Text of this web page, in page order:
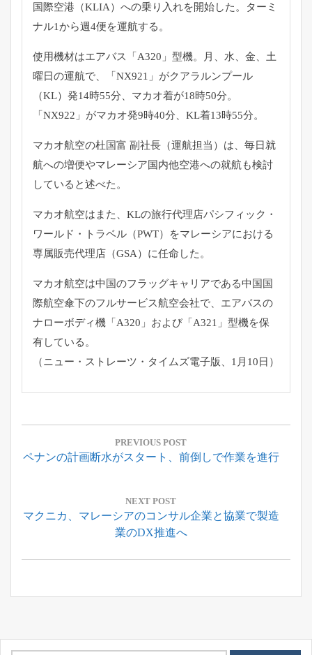
国際空港（KLIA）への乗り入れを開始した。ターミ
ナル1から週4便を運航する。
使用機材はエアバス「A320」型機。月、水、金、土
曜日の運航で、「NX921」がクアラルンプール
（KL）発14時55分、マカオ着が18時50分。
「NX922」がマカオ発9時40分、KL着13時55分。
マカオ航空の杜国富 副社長（運航担当）は、毎日就
航への増便やマレーシア国内他空港への就航も検討
していると述べた。
マカオ航空はまた、KLの旅行代理店パシフィック・
ワールド・トラベル（PWT）をマレーシアにおける
専属販売代理店（GSA）に任命した。
マカオ航空は中国のフラッグキャリアである中国国
際航空傘下のフルサービス航空会社で、エアバスの
ナローボディ機「A320」および「A321」型機を保
有している。
（ニュー・ストレーツ・タイムズ電子版、1月10日）
投
ナ
ー
ョ
PREVIOUS POST
Previous
ペナンの計画断水がスタート、前倒しで作業を進行
NEXT POST
Next
マクニカ、マレーシアのコンサル企業と協業で製造
業のDX推進へ